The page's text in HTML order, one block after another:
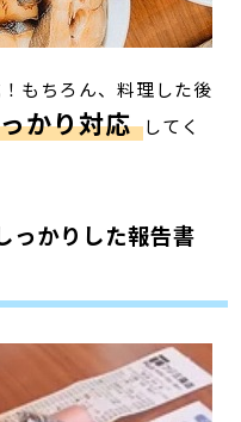
もちろん、料理した後
かり対応
してく
かりした報告書